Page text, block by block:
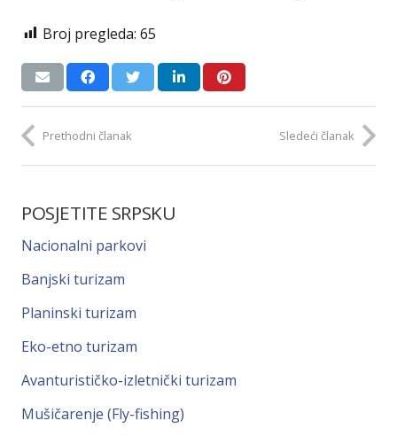
Broj pregleda: 65
Prethodni članak Sledeći članak
POSJETITE SRPSKU
Nacionalni parkovi
Banjski turizam
Planinski turizam
Eko-etno turizam
Avanturističko-izletnički turizam
Mušičarenje (Fly-fishing)